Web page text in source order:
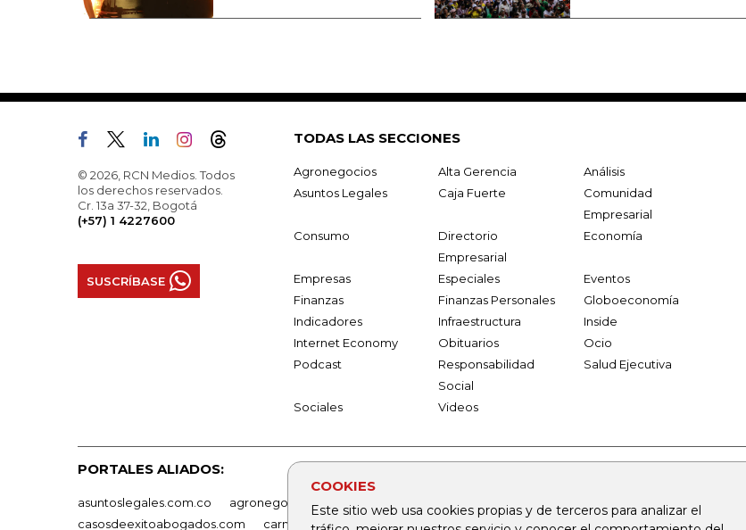
COOKIES
Este sitio web usa cookies propias y de terceros para analizar el
© 2026, RCN Medios. Todos
los derechos reservados.
Cr. 13a 37-32, Bogotá
(+57) 1 4227600
SUSCRÍBASE
TODAS LAS SECCIONES
Agronegocios Alta Gerencia
Análisis
Asuntos Legales
Caja Fuerte
Comunidad
Empresarial
Consumo
Directorio
Empresarial
Economía
Empresas Especiales
Eventos
Finanzas
Finanzas Personales
Globoeconomía
Indicadores
Infraestructura
Inside
Internet Economy
Obituarios
Ocio
Podcast
Responsabilidad
Social
Salud Ejecutiva
Sociales Videos
PORTALES ALIADOS:
asuntoslegales.com.co agronegocios.co empresas.larepublica.co firmasdeabogados.com
casosdeexitoabogados.com
carnavalindustriacultural.com canalrcn.com rcnradio.com noticiasrcn.com